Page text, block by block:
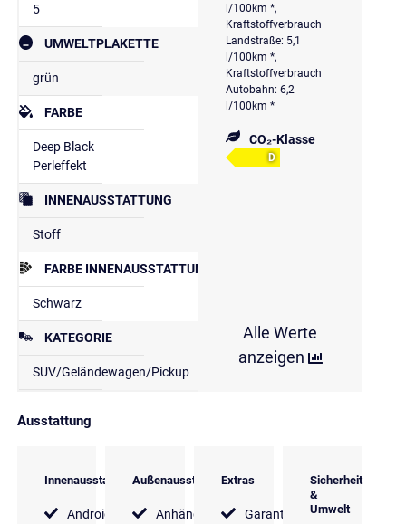
5
UMWELTPLAKETTE
grün
FARBE
Deep Black
Perleffekt
INNENAUSSTATTUNG
Stoff
FARBE INNENAUSSTATTUNG
Schwarz
KATEGORIE
SUV/Geländewagen/Pickup
l/100km *,
Kraftstoffverbrauch
Landstraße: 5,1
l/100km *,
Kraftstoffverbrauch
Autobahn: 6,2
l/100km *
CO₂-Klasse
D
Alle Werte
anzeigen
Ausstattung
Innenausstattung
Android
Außenausstattung
Anhängerkupplung
Extras
Garantie
Sicherheit
&
Umwelt